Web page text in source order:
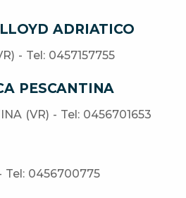
ADRIATICO
- Tel: 0457157755
PESCANTINA
(VR) - Tel: 0456701653
Tel: 0456700775